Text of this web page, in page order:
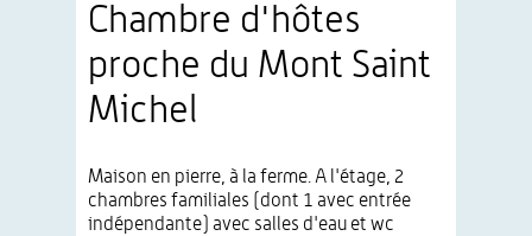
Chambre d'hôtes
proche du Mont Saint
Michel
Maison en pierre, à la ferme. A l'étage, 2
chambres familiales (dont 1 avec entrée
indépendante) avec salles d'eau et wc